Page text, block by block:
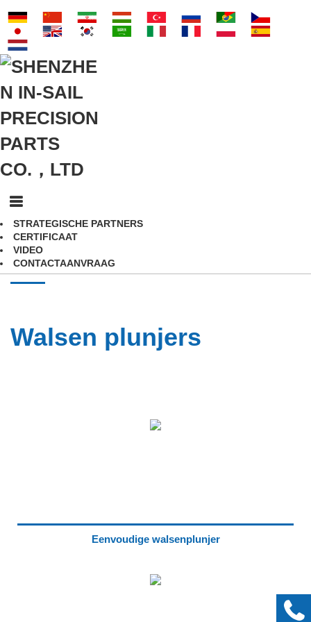
STRATEGISCHE PARTNERS
CERTIFICAAT
VIDEO
CONTACTAANVRAAG
Walsen plunjers
Eenvoudige walsenplunjer